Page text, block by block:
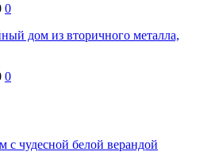
0
дом из вторичного металла,
0
чудесной белой верандой